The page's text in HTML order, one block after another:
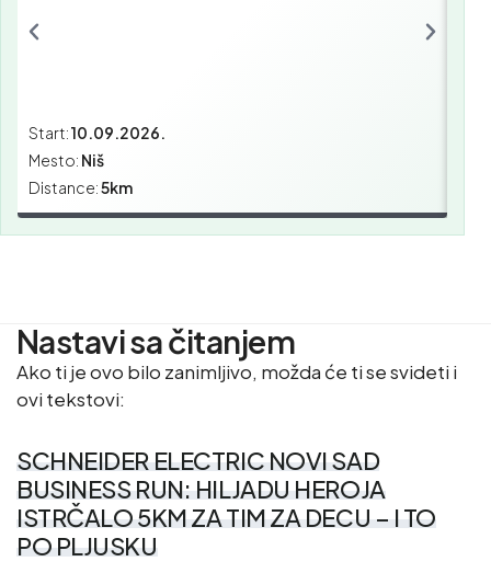
Start:10.09.2026.
Mesto: Niš
Distance:5km
Nastavi sa čitanjem
Ako ti je ovo bilo zanimljivo, možda će ti se svideti i
ovi tekstovi:
SCHNEIDER ELECTRIC NOVI SAD
BUSINESS RUN: HILJADU HEROJA
ISTRČALO 5KM ZA TIM ZA DECU – I TO
PO PLJUSKU